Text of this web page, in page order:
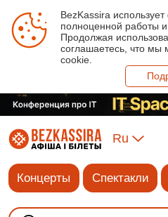
BezKassira
полноценной работы
Продолжая
соглашаетесь, что
cookie.
Ru
Концерты Спектакли